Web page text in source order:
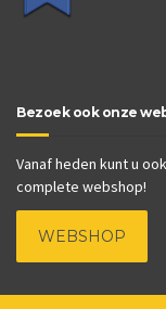
Bezoek ook onze
Vanaf heden kunt u
complete webshop!
WEBSHOP